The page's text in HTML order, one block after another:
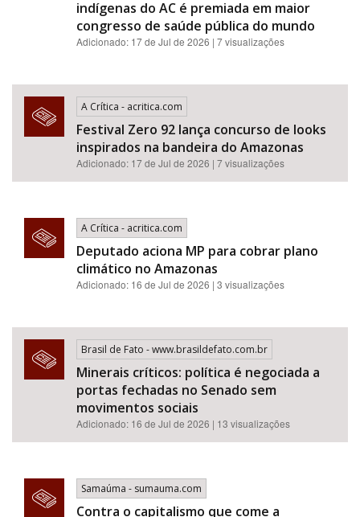
indígenas do AC é premiada em maior
congresso de saúde pública do mundo
Adicionado: 17 de Jul de 2026 | 7 visualizações
A Crítica - acritica.com
Festival Zero 92 lança concurso de looks
inspirados na bandeira do Amazonas
Adicionado: 17 de Jul de 2026 | 7 visualizações
A Crítica - acritica.com
Deputado aciona MP para cobrar plano
climático no Amazonas
Adicionado: 16 de Jul de 2026 | 3 visualizações
Brasil de Fato - www.brasildefato.com.br
Minerais críticos: política é negociada a
portas fechadas no Senado sem
movimentos sociais
Adicionado: 16 de Jul de 2026 | 13 visualizações
Samaúma - sumauma.com
Contra o capitalismo que come a